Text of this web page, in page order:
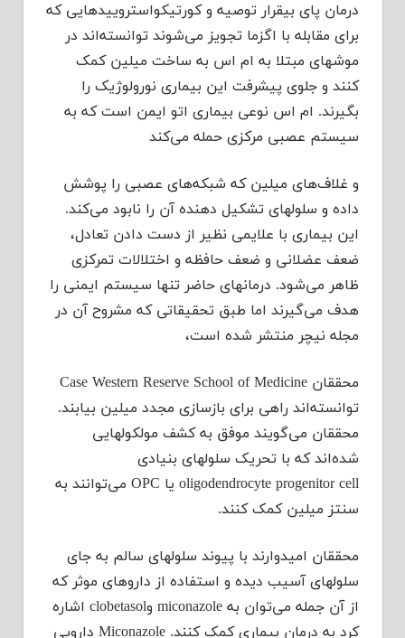
درمان پای بیقرار توصیه و کورتیکواستروییدهایی که
برای مقابله با اگزما تجویز می‌شوند توانسته‌اند در
موشهای مبتلا به ام اس به ساخت میلین کمک
کنند و جلوی پیشرفت این بیماری نورولوژیک را
بگیرند. ام اس نوعی بیماری اتو ایمن است که به
سیستم عصبی مرکزی حمله می‌کند
و غلاف‌های میلین که شبکه‌های عصبی را پوشش
داده و سلولهای تشکیل دهنده آن را نابود می‌کند.
این بیماری با علایمی نظیر از دست دادن تعادل،
ضعف عضلانی و ضعف حافظه و اختلالات تمرکزی
ظاهر می‌شود. درمانهای حاضر تنها سیستم ایمنی را
هدف می‌گیرند اما طبق تحقیقاتی که مشروح آن در
مجله نیچر منتشر شده است،
محققان Case Western Reserve School of Medicine
توانسته‌اند راهی برای بازسازی مجدد میلین بیابند.
محققان می‌گویند موفق به کشف مولکولهایی
شده‌‌اند که با تحریک سلولهای بنیادی
oligodendrocyte progenitor cell یا OPC می‌توانند به
سنتز میلین کمک کنند.
محققان امیدوارند با پیوند سلولهای سالم به جای
سلولهای آسیب دیده و استفاده از داروهای موثر که
از آن جمله می‌توان به miconazole وclobetasol اشاره
کرد به درمان بیماری کمک کنند. Miconazole دارویی